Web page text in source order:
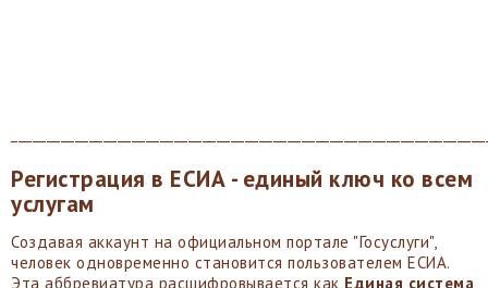
Регистрация в ЕСИА - единый ключ ко всем
услугам
Создавая аккаунт на официальном портале "Госуслуги",
человек одновременно становится пользователем ЕСИА.
Эта аббревиатура расшифровывается как Единая система